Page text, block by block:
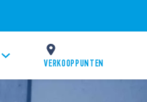
VERKOOPPUNTEN